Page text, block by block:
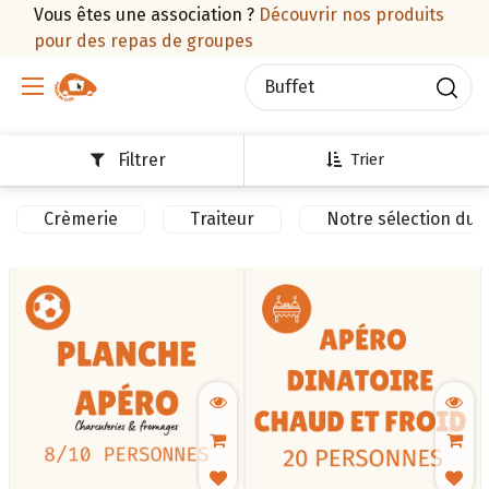
Vous êtes une association ? Découvrir nos produits
pour des repas de groupes
Trier
Filtrer
Crèmerie Traiteur Notre sélection du